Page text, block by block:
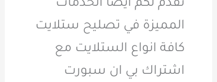
نقدم لكم ايضا الخدمات
المميزة في تصليح ستلايت
كافة انواع الستلايت مع
اشتراك بي ان سبورت